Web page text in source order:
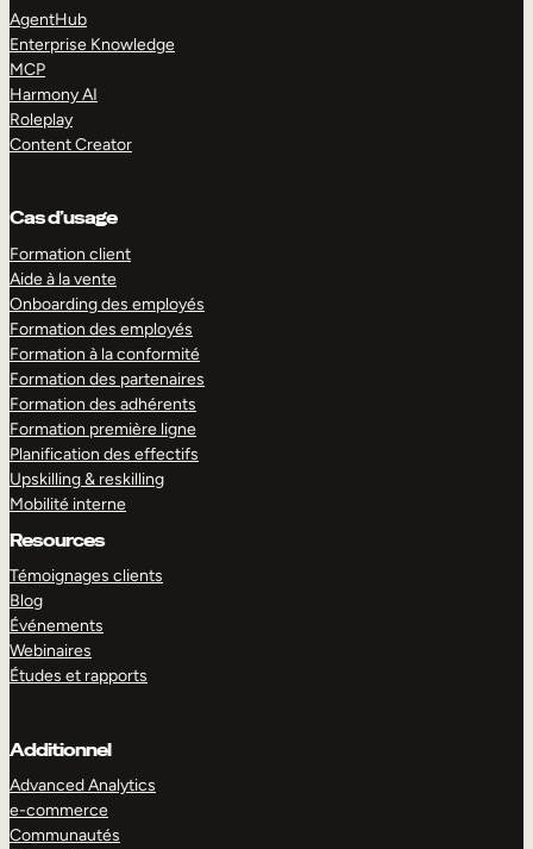
AgentHub
Enterprise Knowledge
MCP
Harmony AI
Roleplay
Content Creator
Cas d’usage
Formation client
Aide à la vente
Onboarding des employés
Formation des employés
Formation à la conformité
Formation des partenaires
Formation des adhérents
Formation première ligne
Planification des effectifs
Upskilling & reskilling
Mobilité interne
Resources
Témoignages clients
Blog
Événements
Webinaires
Études et rapports
Additionnel
Advanced Analytics
e-commerce
Communautés